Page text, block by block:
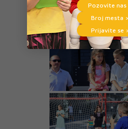
Pozovite nas
Broj mesta
Prijavite se